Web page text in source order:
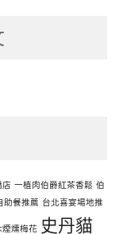
店 一植肉伯爵紅茶香鬆 伯
助餐推薦 台北喜宴場地推
煙燻梅花 史丹貓